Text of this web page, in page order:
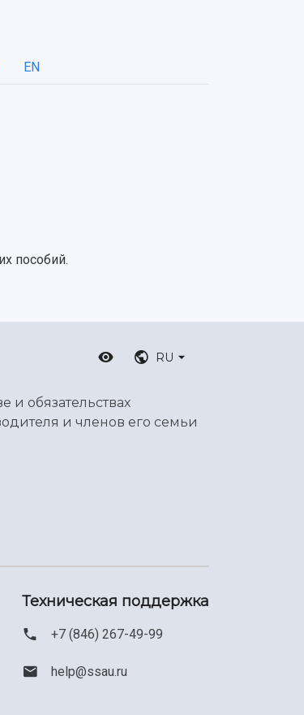
EN
пособий.
RU
и обязательствах
и членов его семьи
Техническая поддержка
+7 (846) 267-49-99
help@ssau.ru